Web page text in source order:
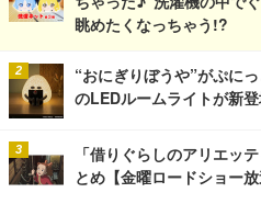
眺めたくなっちゃう!?
“おにぎりぼうや”がぷに
のLEDルームライトが新
「借りぐらしのアリエッ
とめ【金曜ロードショー放